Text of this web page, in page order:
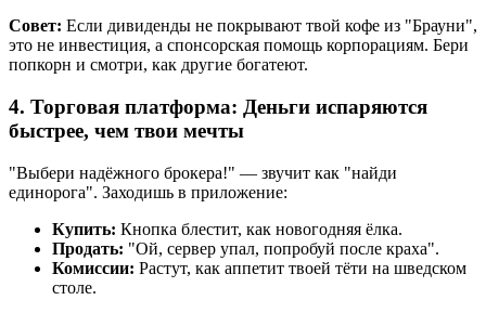
Совет: Если дивиденды не покрывают твой кофе из "Брауни",
это не инвестиция, а спонсорская помощь корпорациям. Бери
попкорн и смотри, как другие богатеют.
4. Торговая платформа: Деньги испаряются
быстрее, чем твои мечты
"Выбери надёжного брокера!" — звучит как "найди
единорога". Заходишь в приложение:
Купить: Кнопка блестит, как новогодняя ёлка.
Продать: "Ой, сервер упал, попробуй после краха".
Комиссии: Растут, как аппетит твоей тёти на шведском
столе.